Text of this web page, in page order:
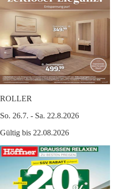
ROLLER
So. 26.7. - Sa. 22.8.2026
Gültig bis 22.08.2026